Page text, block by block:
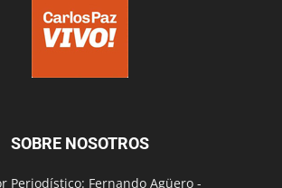
SOBRE NOSOTROS
Periodístico: Fernando Agüero -